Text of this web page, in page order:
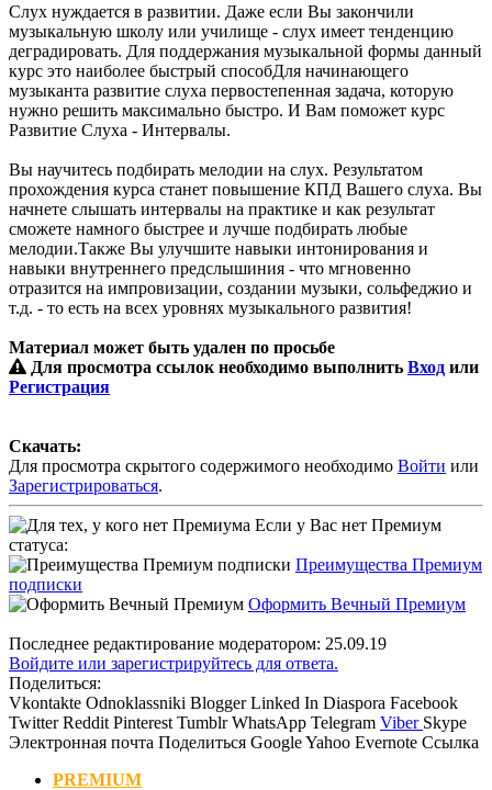
Слух нуждается в развитии. Даже если Вы закончили
музыкальную школу или училище - слух имеет тенденцию
деградировать. Для поддержания музыкальной формы данный
курс это наиболее быстрый способДля начинающего
музыканта развитие слуха первостепенная задача, которую
нужно решить максимально быстро. И Вам поможет курс
Развитие Слуха - Интервалы.
Вы научитесь подбирать мелодии на слух. Результатом
прохождения курса станет повышение КПД Вашего слуха. Вы
начнете слышать интервалы на практике и как результат
сможете намного быстрее и лучше подбирать любые
мелодии.Также Вы улучшите навыки интонирования и
навыки внутреннего предслышиния - что мгновенно
отразится на импровизации, создании музыки, сольфеджио и
т.д. - то есть на всех уровнях музыкального развития!
Материал может быть удален по просьбе
Для просмотра ссылок необходимо выполнить Вход или
Регистрация
Скачать:
Для просмотра скрытого содержимого необходимо Войти или
Зарегистрироваться.
Если у Вас нет Премиум
статуса:
Преимущества Премиум
подписки
Оформить Вечный Премиум
Последнее редактирование модератором: 25.09.19
Войдите или зарегистрируйтесь для ответа.
Поделиться:
Vkontakte Odnoklassniki Blogger Linked In Diaspora Facebook
Twitter Reddit Pinterest Tumblr WhatsApp Telegram Viber Skype
Электронная почта Поделиться GoogleYahoo Evernote Ссылка
PREMIUM